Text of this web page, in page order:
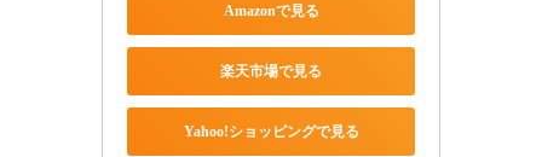
Amazonで見る
楽天市場で見る
Yahoo!ショッピングで見る